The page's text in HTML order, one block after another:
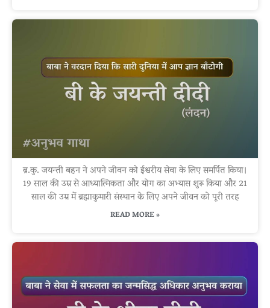
ब्र.कु. जयन्ती बहन ने अपने जीवन को ईश्वरीय सेवा के लिए समर्पित किया।
19 साल की उम्र से आध्यात्मिकता और योग का अभ्यास शुरू किया और 21
साल की उम्र में ब्रह्माकुमारी संस्थान के लिए अपने जीवन को पूरी तरह
READ MORE »